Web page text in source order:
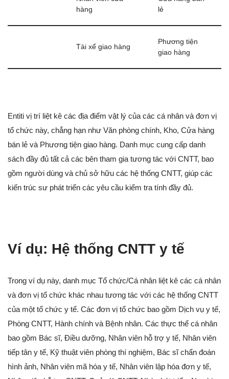
hàng
lẻ
Tài xế giao hàng
Phương tiện
giao hàng
Entiti vị trí liệt kê các địa điểm vật lý của các cá nhân và đơn vị
tổ chức này, chẳng hạn như Văn phòng chính, Kho, Cửa hàng
bán lẻ và Phương tiện giao hàng. Danh mục cung cấp danh
sách đầy đủ tất cả các bên tham gia tương tác với CNTT, bao
gồm người dùng và chủ sở hữu các hệ thống CNTT, giúp các
kiến trúc sư phát triển các yêu cầu kiểm tra tính đầy đủ.
Ví dụ: Hệ thống CNTT y tế
Trong ví dụ này, danh mục Tổ chức/Cá nhân liệt kê các cá nhân
và đơn vị tổ chức khác nhau tương tác với các hệ thống CNTT
của một tổ chức y tế. Các đơn vị tổ chức bao gồm Dịch vụ y tế,
Phòng CNTT, Hành chính và Bệnh nhân. Các thực thể cá nhân
bao gồm Bác sĩ, Điều dưỡng, Nhân viên hỗ trợ y tế, Nhân viên
tiếp tân y tế, Kỹ thuật viên phòng thí nghiệm, Bác sĩ chẩn đoán
hình ảnh, Nhân viên mã hóa y tế, Nhân viên lập hóa đơn y tế,